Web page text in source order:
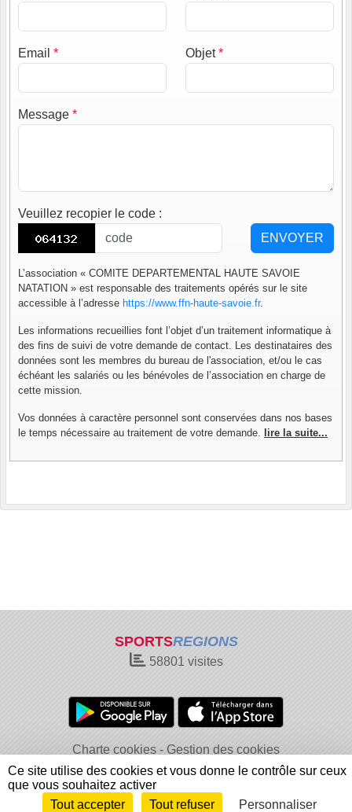
Email * Objet*
Message *
Veuillez recopier le code :
ENVOYER
L’association « COMITE DEPARTEMENTAL HAUTE SAVOIE
NATATION » est responsable des traitements opérés sur le site
accessible à l’adresse https://www.ffn-haute-savoie.fr.
Les informations recueillies font l’objet d’un traitement informatique à
des fins de suivi de votre demande de contact. Les destinataires des
données sont les membres du bureau de l'association, et/ou le cas
échéant les salariés ou les bénévoles de l’association en charge de
cette mission.
Vos données à caractère personnel sont conservées dans nos bases
le temps nécessaire au traitement de votre demande.
lire la suite...
SPORTSREGIONS
58801 visites
Charte cookies
Gestion des cookies
Informations légales
Signaler un contenu inapproprié
Envie de participer ? Connexion
Ce site utilise des cookies et vous donne le contrôle sur ceux
que vous souhaitez activer
Tout accepter
Tout refuser Personnaliser